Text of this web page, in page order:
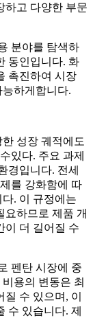
하고 다양한 부문
분야를 탐색하
동인입니다. 화
촉진하여 시장
하게합니다.
성장 궤적에도
있다. 주요 과제
경입니다. 전세
를 강화함에 따
. 이 규정에는
요하므로 제품 개
이 더 길어질 수
펜탄 시장에 중
용의 변동은 최
수 있으며, 이
수 있습니다. 제